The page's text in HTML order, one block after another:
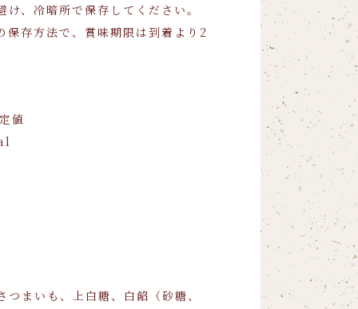
、冷暗所で保存してください。
保存方法で、賞味期限は到着より2
値
まいも、上白糖、白餡（砂糖、